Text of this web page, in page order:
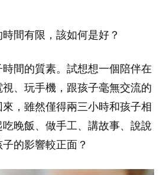
間有限，該如何是好？
間的質素。試想想一個陪伴在
、玩手機，跟孩子毫無交流的
，雖然僅得兩三小時和孩子相
晚飯、做手工、講故事、說說
的影響較正面？